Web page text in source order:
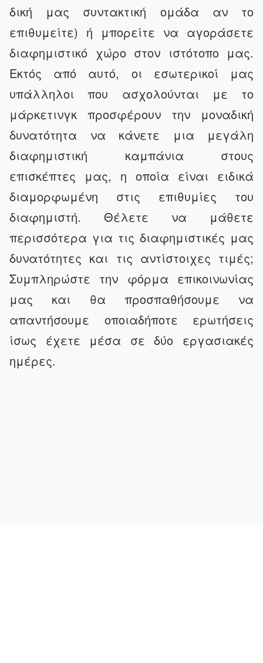
δική μας συντακτική ομάδα αν το
επιθυμείτε) ή μπορείτε να αγοράσετε
διαφημιστικό χώρο στον ιστότοπο μας.
Εκτός από αυτό, οι εσωτερικοί μας
υπάλληλοι που ασχολούνται με το
μάρκετινγκ προσφέρουν την μοναδική
δυνατότητα να κάνετε μια μεγάλη
διαφημιστική καμπάνια στους
επισκέπτες μας, η οποία είναι ειδικά
διαμορφωμένη στις επιθυμίες του
διαφημιστή. Θέλετε να μάθετε
περισσότερα για τις διαφημιστικές μας
δυνατότητες και τις αντίστοιχες τιμές;
Συμπληρώστε την φόρμα επικοινωνίας
μας και θα προσπαθήσουμε να
απαντήσουμε οποιαδήποτε ερωτήσεις
ίσως έχετε μέσα σε δύο εργασιακές
ημέρες.